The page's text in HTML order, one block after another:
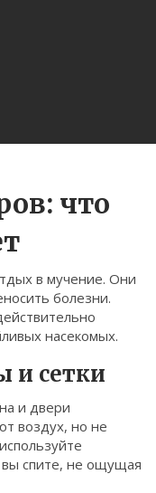
что
в мучение. Они
болезни.
насекомых.
и сетки
и двери
воздух, но не
вы спите, не ощущая